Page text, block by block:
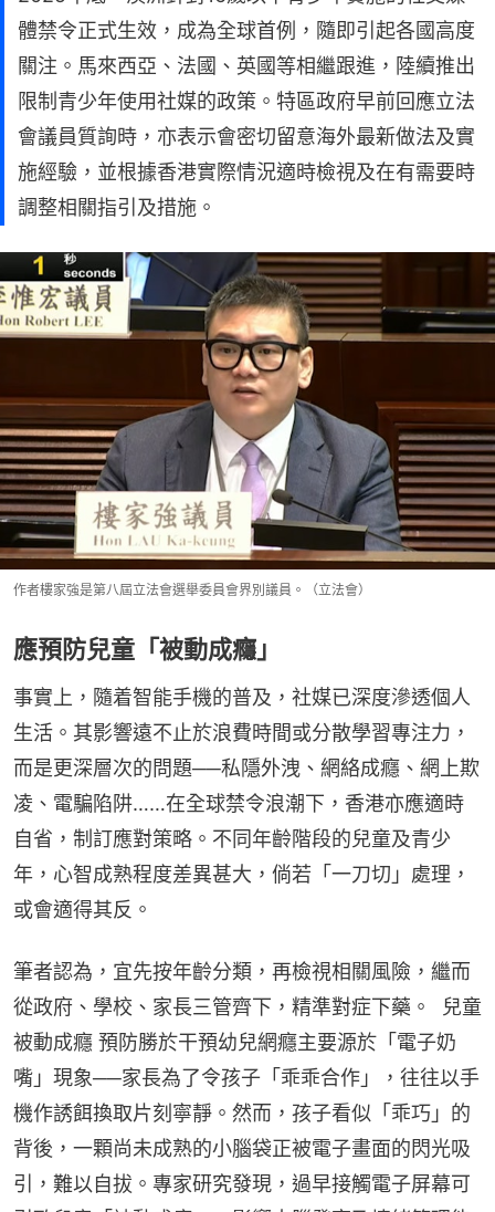
體禁令正式生效，成為全球首例，隨即引起各國高度
關注。馬來西亞、法國、英國等相繼跟進，陸續推出
限制青少年使用社媒的政策。特區政府早前回應立法
會議員質詢時，亦表示會密切留意海外最新做法及實
施經驗，並根據香港實際情況適時檢視及在有需要時
調整相關指引及措施。
作者樓家強是第八屆立法會選舉委員會界別議員。（立法會）
應預防兒童「被動成癮」
事實上，隨着智能手機的普及，社媒已深度滲透個人
生活。其影響遠不止於浪費時間或分散學習專注力，
而是更深層次的問題──私隱外洩、網絡成癮、網上欺
凌、電騙陷阱……在全球禁令浪潮下，香港亦應適時
自省，制訂應對策略。不同年齡階段的兒童及青少
年，心智成熟程度差異甚大，倘若「一刀切」處理，
或會適得其反。
筆者認為，宜先按年齡分類，再檢視相關風險，繼而
從政府、學校、家長三管齊下，精準對症下藥。  兒童
被動成癮 預防勝於干預幼兒網癮主要源於「電子奶
嘴」現象──家長為了令孩子「乖乖合作」，往往以手
機作誘餌換取片刻寧靜。然而，孩子看似「乖巧」的
背後，一顆尚未成熟的小腦袋正被電子畫面的閃光吸
引，難以自拔。專家研究發現，過早接觸電子屏幕可